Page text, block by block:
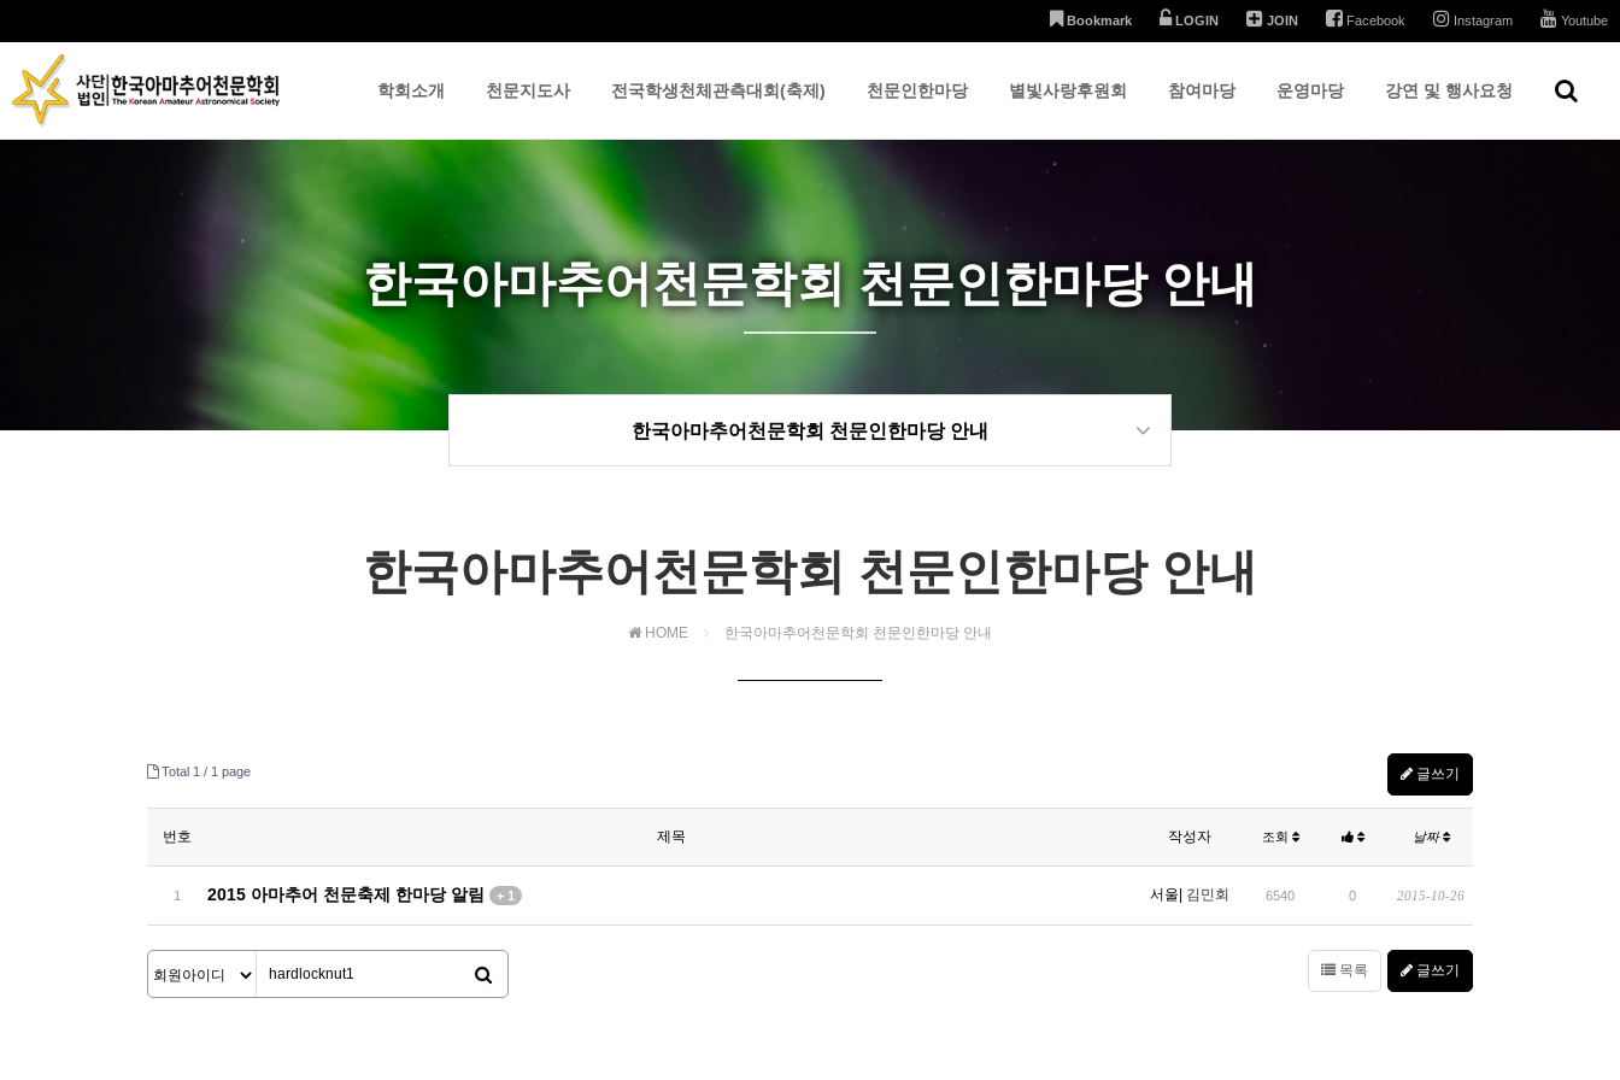
Bookmark LOGIN JOIN Facebook Instagram Youtube
학회소개 천문지도사 전국학생천체관측대회(축제) 천문인한마당 별빛사랑후원회 참여마당
하위분류
운영마당
하위분류
강연 및 행사요청
한국아마추어천문학회 천문인한마당 안내
한국아마추어천문학회 천문인한마당 안내
한국아마추어천문학회 천문인한마당 안내
HOME 한국아마추어천문학회 천문인한마당 안내
Total 1 / 1 page 글쓰기
번호 제목 작성자 조회 날짜
1 2015 아마추어 천문축제 한마당 알림 + 1 서울| 김민회 6540 0 2015-10-26
목록 글쓰기